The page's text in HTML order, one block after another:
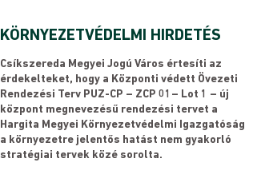
KÖRNYEZETVÉDELMI HIRDETÉS
Csíkszereda Megyei Jogú Város értesíti az
érdekelteket, hogy a Központi védett Övezeti
Rendezési Terv PUZ-CP – ZCP 01– Lot 1 – új
központ megnevezésű rendezési tervet a
Hargita Megyei Környezetvédelmi Igazgatóság
a környezetre jelentős hatást nem gyakorló
stratégiai tervek közé sorolta.